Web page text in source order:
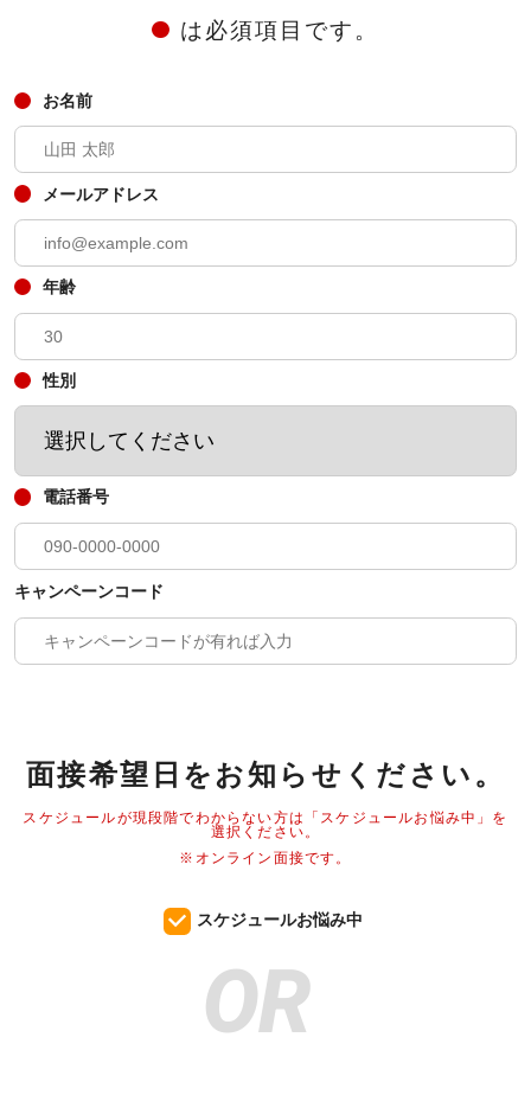
は必須項目です。
お名前
メールアドレス
年齢
性別
電話番号
キャンペーンコード
面接希望日をお知らせください。
スケジュールが現段階でわからない方は「スケジュールお悩み中」を
選択ください。
※オンライン面接です。
スケジュールお悩み中
OR